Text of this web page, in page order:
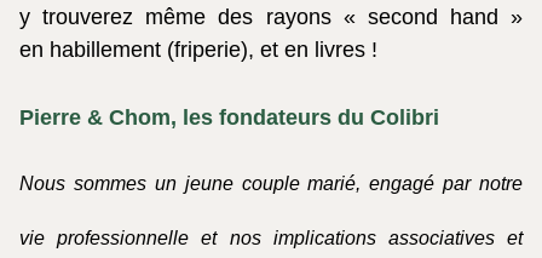
y trouverez même des rayons « second hand »
en habillement (friperie), et en livres !
Pierre & Chom, les fondateurs du Colibri
Nous sommes un jeune couple marié, engagé par notre
vie professionnelle et nos implications associatives et